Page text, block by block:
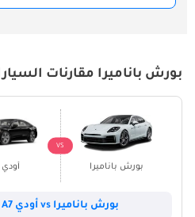
بورش باناميرا مقارنات
بورش باناميرا
VS
أودي A7
بورش باناميرا vs أودي A7